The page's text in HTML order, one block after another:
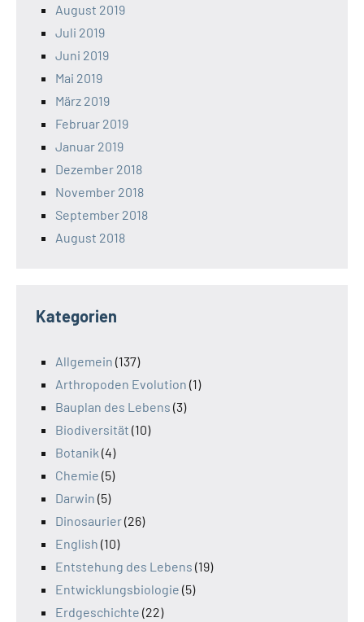
August 2019
Juli 2019
Juni 2019
Mai 2019
März 2019
Februar 2019
Januar 2019
Dezember 2018
November 2018
September 2018
August 2018
Kategorien
Allgemein (137)
Arthropoden Evolution (1)
Bauplan des Lebens (3)
Biodiversität (10)
Botanik (4)
Chemie (5)
Darwin (5)
Dinosaurier(26)
English (10)
Entstehung des Lebens (19)
Entwicklungsbiologie (5)
Erdgeschichte (22)